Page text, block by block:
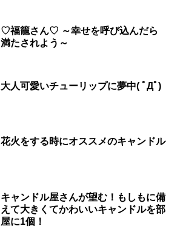
♡福籠さん♡ ～幸せを呼び込んだら
満たされよう～
大人可愛いチューリップに夢中( ﾟДﾟ)
花火をする時にオススメのキャンドル
キャンドル屋さんが望む！もしもに備
えて大きくてかわいいキャンドルを部
屋に1個！